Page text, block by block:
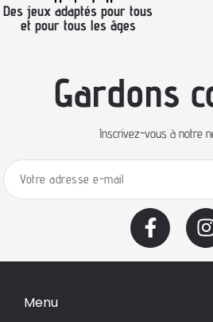
Des jeux adaptés pour tous
et pour tous les âges
Gardons
Inscrivez-vous à notre
Menu